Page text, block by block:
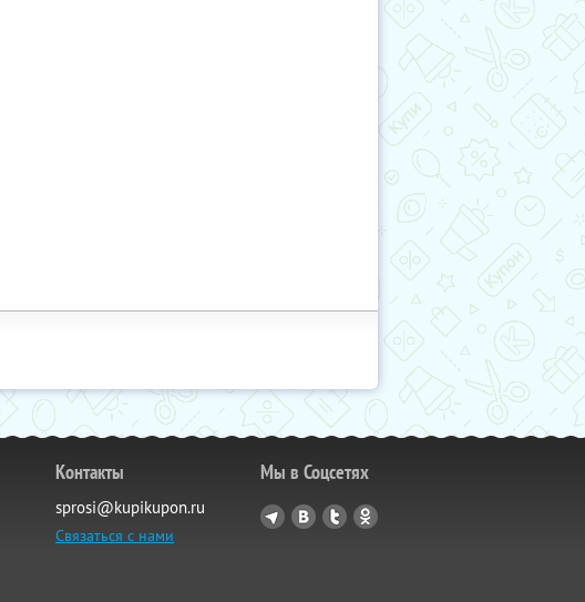
Контакты
sprosi@kupikupon.ru
Связаться с нами
Мы в Соцсетях